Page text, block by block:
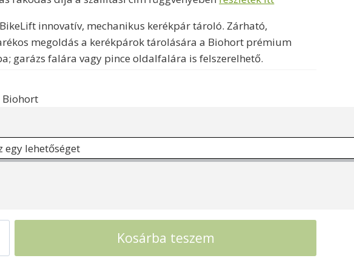
innovatív, mechanikus kerékpár tároló. Zárható,
megoldás a kerékpárok tárolására a Biohort prémium
garázs falára vagy pince oldalfalára is felszerelhető.
Biohort
Kosárba teszem